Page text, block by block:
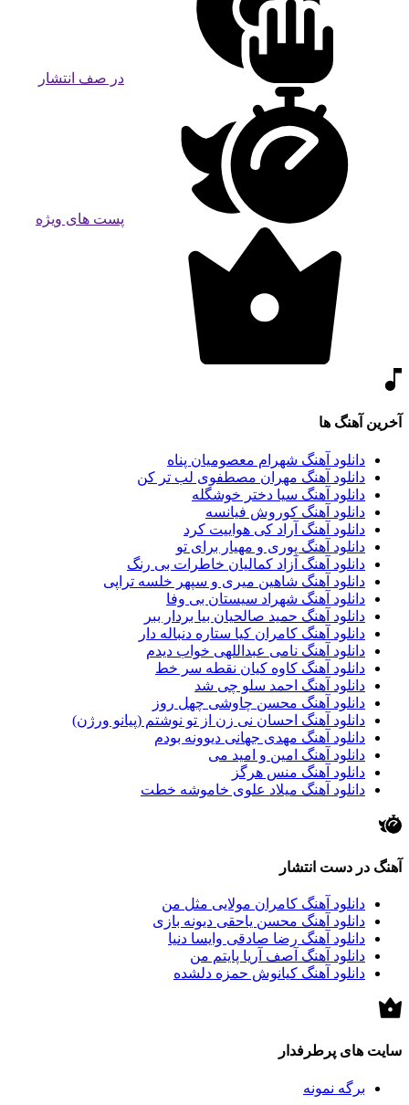
در صف انتشار
پست های ویژه
آخرین آهنگ ها
دانلود آهنگ شهرام معصومیان پناه
دانلود آهنگ مهران مصطفوی لب تر کن
دانلود آهنگ سیا دختر خوشگله
دانلود آهنگ کوروش فیانسه
دانلود آهنگ آراد کی هواییت کرد
دانلود آهنگ پوری و مهیار برای تو
دانلود آهنگ آزاد کمالیان خاطرات بی رنگ
دانلود آهنگ شاهین میری و سپهر خلسه تراپی
دانلود آهنگ شهراد سیستان بی وفا
دانلود آهنگ حمید صالحیان بیا بردار ببر
دانلود آهنگ کامران کیا ستاره دنباله دار
دانلود آهنگ نامی عبداللهی خواب دیدم
دانلود آهنگ کاوه کیان نقطه سر خط
دانلود آهنگ احمد سلو چی شد
دانلود آهنگ محسن چاوشی چهل روز
دانلود آهنگ احسان نی زن از تو نوشتم (پیانو ورژن)
دانلود آهنگ مهدی جهانی دیوونه بودم
دانلود آهنگ امین و امید می
دانلود آهنگ منس هرگز
دانلود آهنگ میلاد علوی خاموشه خطت
آهنگ در دست انتشار
دانلود آهنگ کامران مولایی مثل من
دانلود آهنگ محسن یاحقی دیونه بازی
دانلود آهنگ رضا صادقی وایسا دنیا
دانلود آهنگ آصف آریا پایتم من
دانلود آهنگ کیانوش حمزه دلشده
سایت های پرطرفدار
برگه نمونه